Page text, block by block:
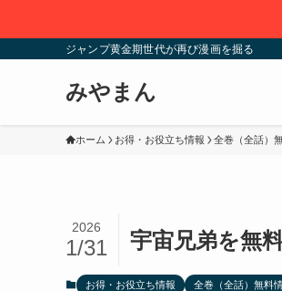
ジャンプ黄金期世代が再び漫画を掘る
みやまん
ホーム お得・お役立ち情報 全巻（全話）
宇宙兄弟を無
2026
1/31
お得・お役立ち情報 全巻（全話）無料